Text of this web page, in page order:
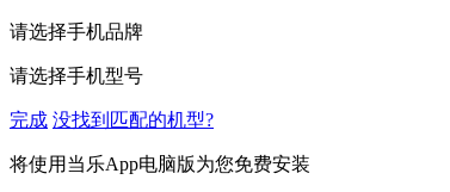
请选择手机品牌
请选择手机型号
完成 没找到匹配的机型?
将使用当乐App电脑版为您免费安装